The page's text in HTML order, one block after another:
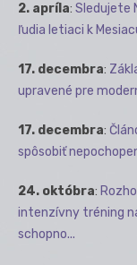
2. apríla: Sledujete
ľudia letiaci k
17. decembra:
upravené pre
17. decembra:
spôsobiť
24. októbra:
intenzívny tréning
schopno...